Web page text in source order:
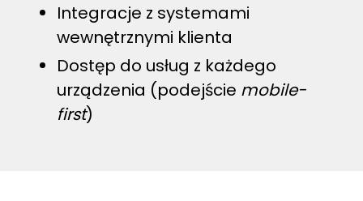
Integracje z systemami
wewnętrznymi klienta
Dostęp do usług z każdego
urządzenia (podejście mobile-
first)